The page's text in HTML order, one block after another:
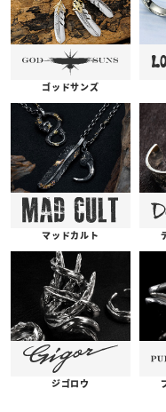
ゴッドサンズ
マッドカルト
ジゴロウ